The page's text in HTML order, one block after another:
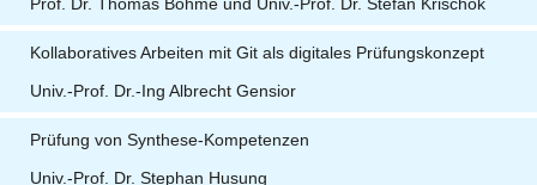
Kollaboratives Arbeiten mit Git als digitales Prüfungskonzept
Univ.-Prof. Dr.-Ing Albrecht Gensior
Prüfung von Synthese-Kompetenzen
Univ.-Prof. Dr. Stephan Husung